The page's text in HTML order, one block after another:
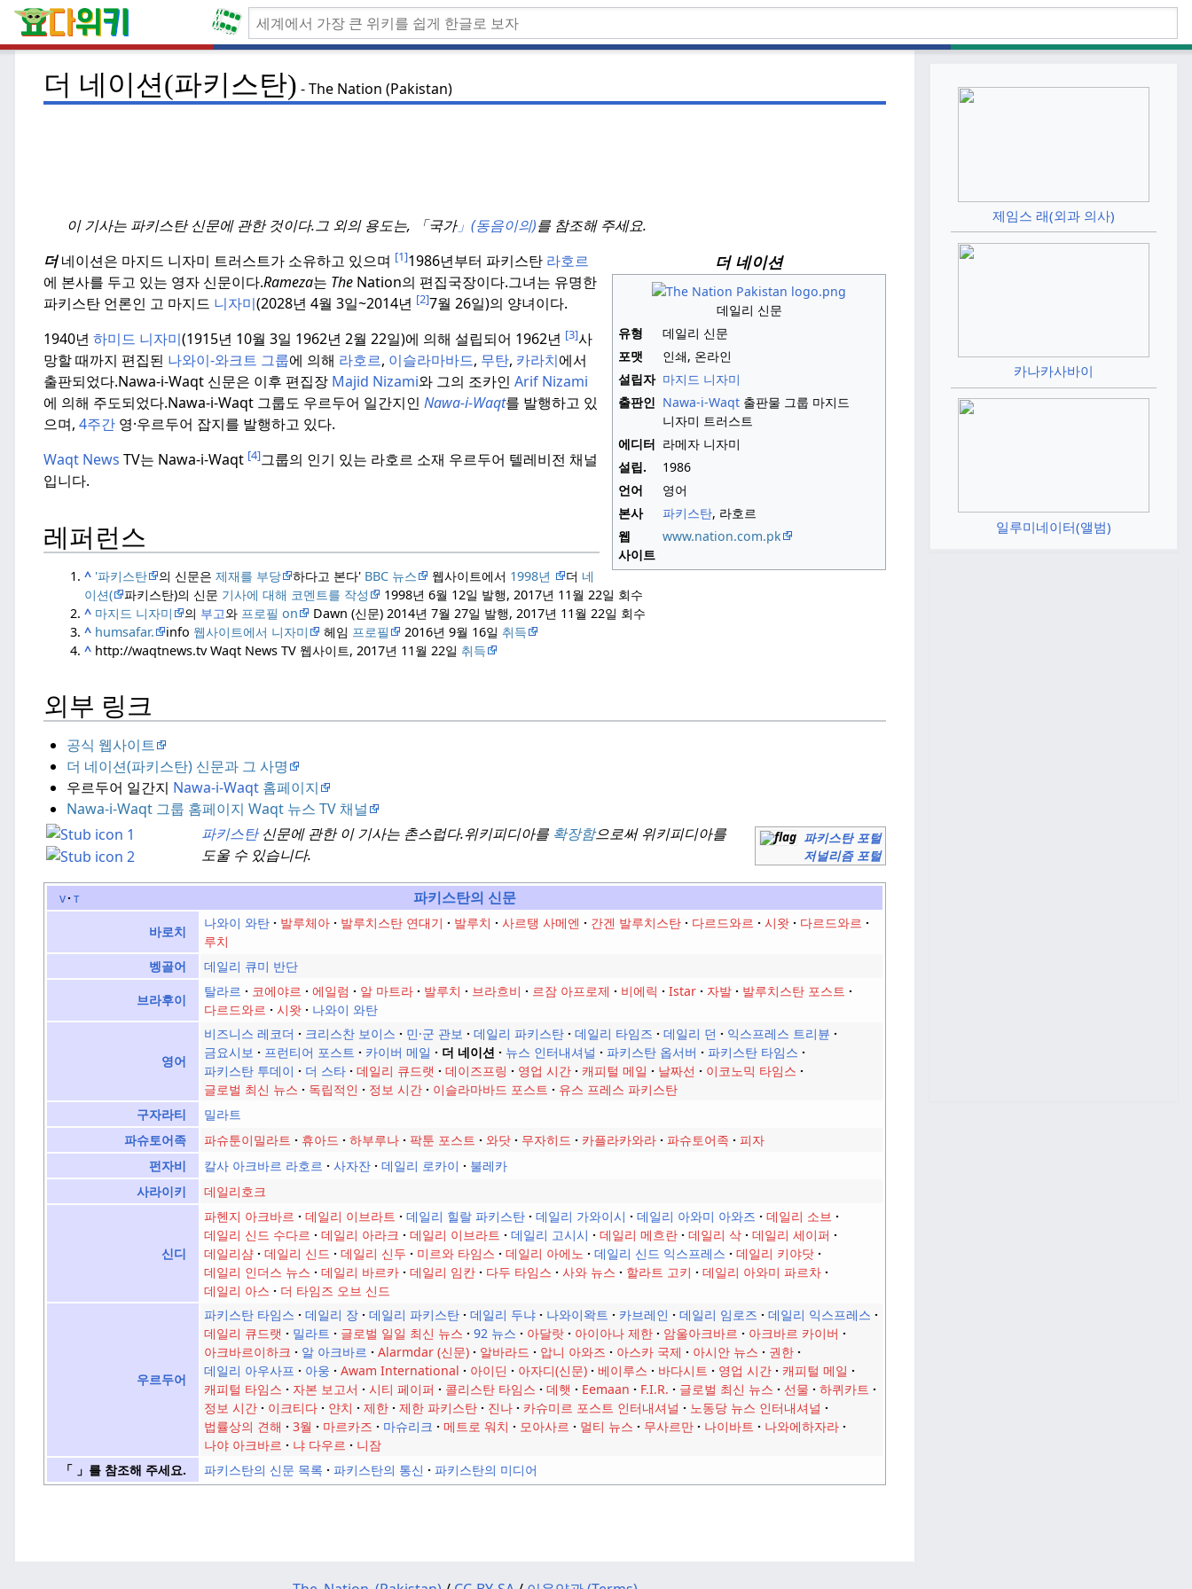
더 네이션(파키스탄) The Nation (Pakistan)
이 기사는 파키스탄 신문에 관한 것이다.그 외의 용도는, 「국가」(동음이의)를 참조해 주세요.
더 네이션
데일리 신문
유형
데일리 신문
포맷
인쇄, 온라인
설립자 마지드 니자미
출판인 Nawa-i-Waqt 출판물 그룹 마지드
니자미 트러스트
에디터 라메자 니자미
설립.
1986
언어
영어
본사
파키스탄, 라호르
웹
사이트
www.nation.com.pk
더네이션은 마지드 니자미 트러스트가 소유하고 있으며 [1]1986년부터 파키스탄 라호르
에 본사를 두고 있는 영자 신문이다.Rameza는 The Nation의 편집국장이다.그녀는 유명한
파키스탄 언론인 고 마지드 니자미(2028년 4월 3일~2014년 [2]7월 26일)의 양녀이다.
1940년 하미드 니자미(1915년 10월 3일 1962년 2월 22일)에 의해 설립되어 1962년 [3]사
망할 때까지 편집된 나와이-와크트 그룹에 의해 라호르, 이슬라마바드, 무탄, 카라치에서
출판되었다.Nawa-i-Waqt 신문은 이후 편집장 Majid Nizami와 그의 조카인 Arif Nizami
에 의해 주도되었다.Nawa-i-Waqt 그룹도 우르두어 일간지인 Nawa-i-Waqt를 발행하고 있
으며, 4주간 영·우르두어 잡지를 발행하고 있다.
Waqt News TV는 Nawa-i-Waqt [4]그룹의 인기 있는 라호르 소재 우르두어 텔레비전 채널
입니다.
레퍼런스
^ '파키스탄 의 신문은제재를 부당 하다고 본다' BBC 뉴스 웹사이트에서 1998년 더 네
이션(
파키스탄)의 신문 기사에 대해 코멘트를 작성
1998년 6월 12일 발행, 2017년 11월 22일 회수
^ 마지드 니자미 의 부고와 프로필 on
Dawn (신문) 2014년 7월 27일 발행, 2017년 11월 22일 회수
^ humsafar. info 웹사이트에서 니자미 헤임 프로필 2016년 9월 16일 취득
^ http://waqtnews.tv Waqt News TV 웹사이트, 2017년 11월 22일 취득
외부 링크
공식 웹사이트
더 네이션(파키스탄) 신문과 그 사명
우르두어 일간지 Nawa-i-Waqt홈페이지
Nawa-i-Waqt 그룹 홈페이지 Waqt 뉴스 TV 채널
파키스탄 포털
저널리즘 포털
파키스탄신문에 관한 이 기사는 촌스럽다.위키피디아를 확장함으로써 위키피디아를
도울 수 있습니다.
v t 파키스탄의 신문
바로치
나와이 와탄 발루체아 발루치스탄 연대기 발루치 사르탱 사메엔 간겐 발루치스탄 다르드와르 시왓
다르드와르
루치
벵골어
데일리 큐미 반단
브라후이
탈라르 코에야르 에일럼 알 마트라 발루치 브라흐비 르잠 아프로제 비에릭 Istar 자발
발루치스탄 포스트
다르드와르
시왓 나와이 와탄
영어
비즈니스 레코더 크리스찬 보이스 민·군 관보 데일리 파키스탄 데일리 타임즈 데일리 던
익스프레스 트리뷴
금요시보
프런티어 포스트 카이버 메일 더 네이션 뉴스 인터내셔널 파키스탄 옵서버
파키스탄 타임스
파키스탄 투데이
더 스타 데일리 큐드랫 데이즈프링 영업 시간 캐피털 메일 날짜선
이코노믹 타임스
글로벌 최신 뉴스
독립적인 정보 시간 이슬라마바드 포스트
유스 프레스 파키스탄
구자라티
밀라트
파슈토어족
파슈툰이밀라트 휴아드 하부루나 팍툰 포스트 와닷 무자히드 카플라카와라 파슈토어족
피자
펀자비
칼사 아크바르 라호르 사자잔 데일리 로카이
불레카
사라이키
데일리호크
신디
파헨지 아크바르 데일리 이브라트 데일리 힐랄 파키스탄 데일리 가와이시 데일리 아와미 아와즈
데일리 소브
데일리 신드 수다르
데일리 아라크 데일리 이브라트 데일리 고시시 데일리 메흐란 데일리 삭
데일리 세이퍼
데일리샴
데일리 신드 데일리 신두 미르와 타임스 데일리 아에노 데일리 신드 익스프레스
데일리 키야닷
데일리 인더스 뉴스
데일리 바르카 데일리 임칸 다두 타임스 사와 뉴스 할라트 고키
데일리 아와미 파르차
데일리 아스
더 타임즈 오브 신드
우르두어
파키스탄 타임스 데일리 장 데일리 파키스탄 데일리 두냐 나와이왁트 카브레인 데일리 임로즈
데일리 익스프레스
데일리 큐드랫
밀라트 글로벌 일일 최신 뉴스 92 뉴스 아달랏 아이아나 제한 암울아크바르
아크바르 카이버
아크바르이하크
알 아크바르 Alarmdar (신문) 알바라드 압니 아와즈 아스카 국제 아시안 뉴스
권한
데일리 아우사프
아웅 Awam International 아이딘 아자디(신문) 베이루스 바다시트 영업 시간
캐피털 메일
캐피털 타임스
자본 보고서 시티 페이퍼 콜리스탄 타임스 데햇 Eemaan F.I.R. 글로벌 최신 뉴스 선물
하퀴카트
정보 시간
이크티다 얀치 제한 제한 파키스탄 진나 카슈미르 포스트 인터내셔널
노동당 뉴스 인터내셔널
법률상의 견해
3월 마르카즈 마슈리크 메트로 워치 모아사르 멀티 뉴스 무사르만 나이바트
나와에하자라
나야 아크바르
냐 다우르
니잠
「 」를 참조해 주세요.
파키스탄의 신문 목록 파키스탄의 통신 파키스탄의 미디어
제임스 래(외과 의사)
카나카사바이
일루미네이터(앨범)